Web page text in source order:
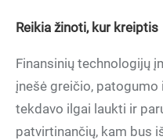
Reikia žinoti, kur kreiptis
Finansinių technologijų
įnešė greičio,
tekdavo ilgai laukti ir
patvirtinančių, kam bus